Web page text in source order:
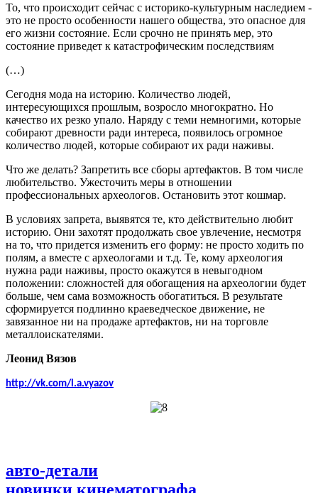
То, что происходит сейчас с историко-культурным наследием -
это не просто особенности нашего общества, это опасное для
его жизни состояние. Если срочно не принять мер, это
состояние приведет к катастрофическим последствиям
(…)
Сегодня мода на историю. Количество людей,
интересующихся прошлым, возросло многократно. Но
качество их резко упало. Наряду с теми немногими, которые
собирают древности ради интереса, появилось огромное
количество людей, которые собирают их ради наживы.
Что же делать? Запретить все сборы артефактов. В том числе
любительство. Ужесточить меры в отношении
профессиональных археологов. Остановить этот кошмар.
В условиях запрета, выявятся те, кто действительно любит
историю. Они захотят продолжать свое увлечение, несмотря
на то, что придется изменить его форму: не просто ходить по
полям, а вместе с археологами и т.д. Те, кому археология
нужна ради наживы, просто окажутся в невыгодном
положении: сложностей для обогащения на археологии будет
больше, чем сама возможность обогатиться. В результате
сформируется подлинно краеведческое движение, не
завязанное ни на продаже артефактов, ни на торговле
металлоискателями.
Леонид Вязов
http://vk.com/l.a.vyazov
авто-детали
новинки кинематографа